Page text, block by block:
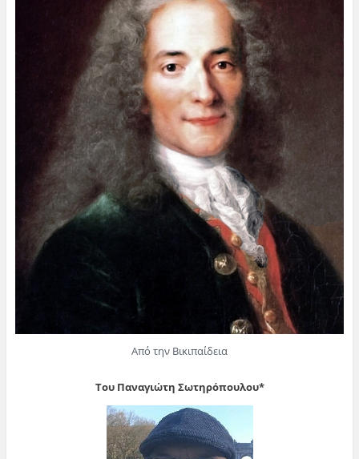
Από την Βικιπαίδεια
Του Παναγιώτη Σωτηρόπουλου*